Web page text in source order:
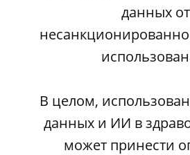
данных от
В целом,
данных и ИИ в
может принести